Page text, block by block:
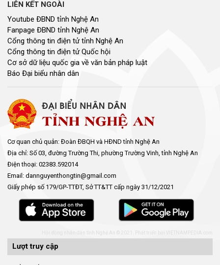
LIÊN KẾT NGOÀI
Youtube ĐBND tỉnh Nghệ An
Fanpage ĐBND tỉnh Nghệ An
Cổng thông tin điện tử tỉnh Nghệ An
Cổng thông tin điện tử Quốc hội
Cơ sở dữ liệu quốc gia về văn bản pháp luật
Báo Đại biểu nhân dân
Cơ quan chủ quản: Đoàn ĐBQH và HĐND tỉnh Nghệ An
Địa chỉ: Số 03, đường Trường Thi, phường Trường Vinh, tỉnh Nghệ An
Điện thoại: 02383.592014
Email: dannguyenthongtin@gmail.com
Giấy phép số 179/GP-TTĐT, Sở TT&TT cấp ngày 31/12/2021
Hội đồng nhân dân tỉnh Nghệ An © 2021. Phát triển bởi
Lượt truy cập